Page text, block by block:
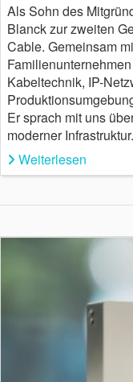
Als Sohn des
Blanck zur zweiten
Cable. Gemeinsam
Kabeltechnik, IP-
Er sprach mit uns
moderner Infrastruktur.
Weiterlesen